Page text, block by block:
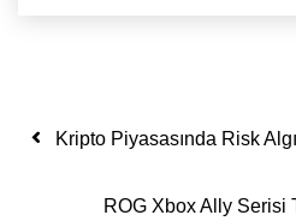
Yazı dolaşımı
Kripto Piyasasında Risk
ROG Xbox Ally Serisi